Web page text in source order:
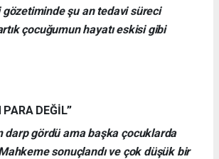
şu an tedavi süreci
çocuğumun hayatı eskisi gibi
DEĞİL”
darp gördü ama başka çocuklarda
sonuçlandı ve çok düşük bir